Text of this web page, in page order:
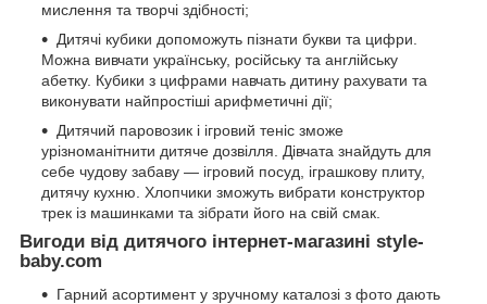
мислення та творчі здібності;
Дитячі кубики допоможуть пізнати букви та цифри.
Можна вивчати українську, російську та англійську
абетку. Кубики з цифрами навчать дитину рахувати та
виконувати найпростіші арифметичні дії;
Дитячий паровозик і ігровий теніс зможе
урізноманітнити дитяче дозвілля. Дівчата знайдуть для
себе чудову забаву — ігровий посуд, іграшкову плиту,
дитячу кухню. Хлопчики зможуть вибрати конструктор
трек із машинками та зібрати його на свій смак.
Вигоди від дитячого інтернет-магазині style-
baby.com
Гарний асортимент у зручному каталозі з фото дають